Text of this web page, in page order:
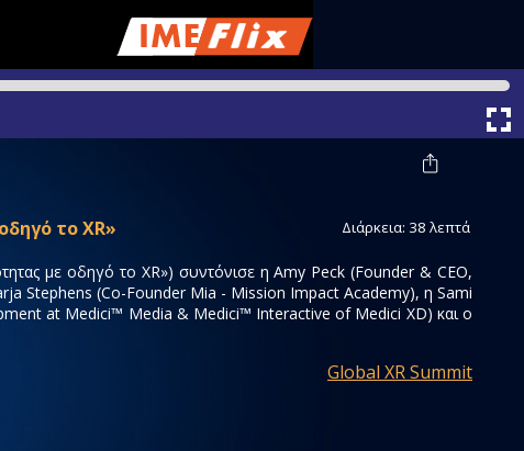
το XR» Διάρκεια: 38 λεπτά
με οδηγό το XR») συντόνισε η Amy Peck (Founder & CEO,
Stephens (Co-Founder Mia - Mission Impact Academy), η Sami
at Medici™ Media & Medici™ Interactive of Medici XD) και ο
Global XR Summit